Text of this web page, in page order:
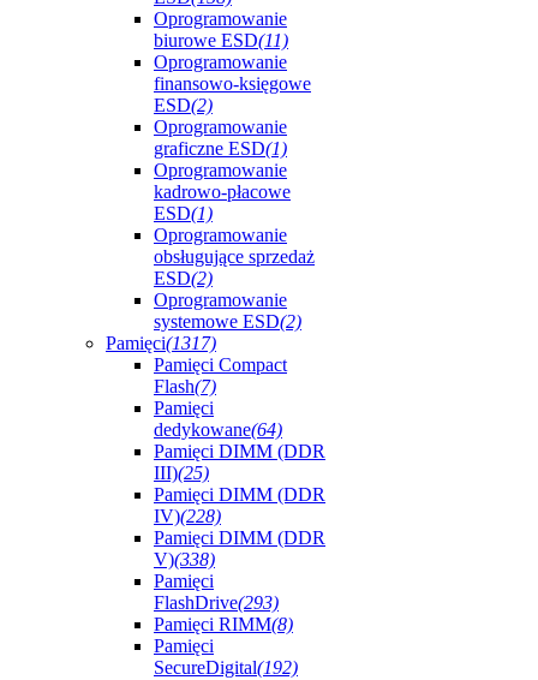
Oprogramowanie
biurowe ESD(11)
Oprogramowanie
finansowo-księgowe
ESD(2)
Oprogramowanie
graficzne ESD(1)
Oprogramowanie
kadrowo-płacowe
ESD(1)
Oprogramowanie
obsługujące sprzedaż
ESD(2)
Oprogramowanie
systemowe ESD(2)
Pamięci(1317)
Pamięci Compact
Flash(7)
Pamięci
dedykowane(64)
Pamięci DIMM (DDR
III)(25)
Pamięci DIMM (DDR
IV)(228)
Pamięci DIMM (DDR
V)(338)
Pamięci
FlashDrive(293)
Pamięci RIMM(8)
Pamięci
SecureDigital(192)